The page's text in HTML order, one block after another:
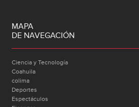
MAPA
DE NAVEGACIÓN
Ciencia y Tecnología
Coahuila
colima
Deportes
Espectáculos